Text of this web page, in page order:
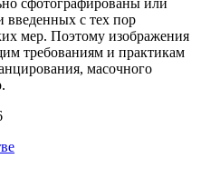
с тех пор
мер. Поэтому изображения
требованиям и практикам
масочного